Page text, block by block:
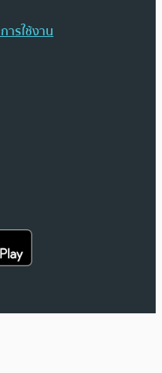
ารใช้งาน